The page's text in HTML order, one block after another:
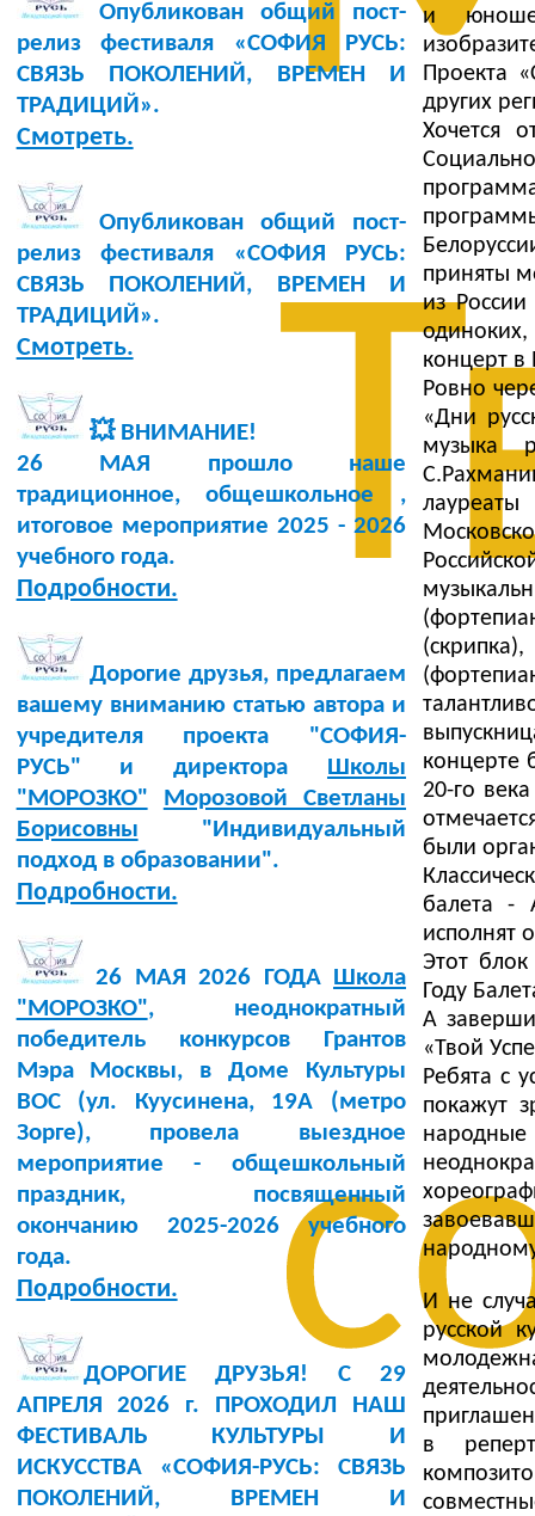
Опубликован общий пост-
релиз фестиваля «СОФИЯ РУСЬ:
СВЯЗЬ ПОКОЛЕНИЙ, ВРЕМЕН И
ТРАДИЦИЙ».
Смотреть.
Опубликован общий пост-
релиз фестиваля «СОФИЯ РУСЬ:
СВЯЗЬ ПОКОЛЕНИЙ, ВРЕМЕН И
ТРАДИЦИЙ».
Смотреть.
💥 ВНИМАНИЕ!
26 МАЯ прошло наше
традиционное, общешкольное ,
итоговое мероприятие 2025 - 2026
учебного года.
Подробности.
Дорогие друзья, предлагаем
вашему вниманию статью автора и
учредителя проекта "СОФИЯ-
РУСЬ" и директора Школы
"МОРОЗКО"
Морозовой Светланы
Борисовны "Индивидуальный
подход в образовании".
Подробности.
26 МАЯ 2026 ГОДА Школа
"МОРОЗКО", неоднократный
победитель конкурсов Грантов
Мэра Москвы, в Доме Культуры
BOC (ул. Куусинена, 19А (метро
Зорге), провела выездное
мероприятие - общешкольный
праздник, посвященный
окончанию 2025-2026 учебного
года.
Подробности.
ДОРОГИЕ ДРУЗЬЯ! С 29
АПРЕЛЯ 2026 г. ПРОХОДИЛ НАШ
ФЕСТИВАЛЬ КУЛЬТУРЫ И
ИСКУССТВА «СОФИЯ-РУСЬ: СВЯЗЬ
ПОКОЛЕНИЙ, ВРЕМЕН И
и
Проекта
других
Хочется
приняты
из
концерт в
Ровно
«Дни
музыка
концерте
20-го
были
балета -
исполнят
Этот
Году
А
«Твой
Ребята с
покажут
И не
русской
в